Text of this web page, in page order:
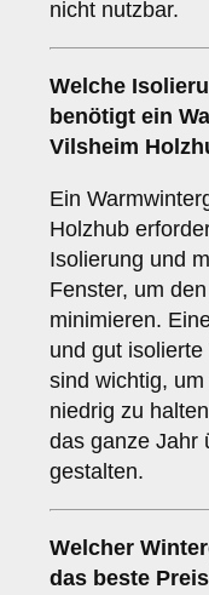
nicht nutzbar.
Welche
benötigt ein
Vilsheim
Ein
Holzhub
Isolierung und
Fenster, um
minimieren.
und gut
sind wichtig,
niedrig zu
das ganze Jahr
gestalten.
Welcher
das beste